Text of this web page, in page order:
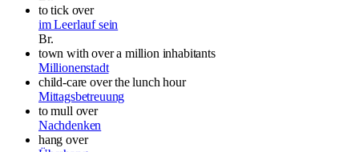
to tick over
im Leerlauf sein
Br.
town with over a million inhabitants
Millionenstadt
child-care over the lunch hour
Mittagsbetreuung
to mull over
Nachdenken
hang over